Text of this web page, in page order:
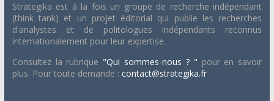
Strategika est à la fois un groupe de recherche indépendant
(think tank) et un projet éditorial qui publie les recherches
d'analystes et de politologues indépendants reconnus
internationalement pour leur expertise.
Consultez la rubrique "Qui sommes-nous ? " pour en savoir
plus. Pour toute demande : contact@strategika.fr